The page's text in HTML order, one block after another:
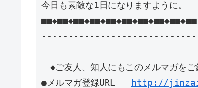
今日も素敵な1日になりますように。
■■◆■■◆■■◆■■◆■■◆■■◆■■◆■■◆■■◆■■
◆ご友人、知人にもこのメルマガをご
●メルマガ登録URL http://